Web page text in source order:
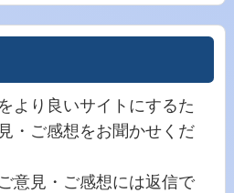
より良いサイトにするた
・ご感想をお聞かせくだ
意見・ご感想には返信で